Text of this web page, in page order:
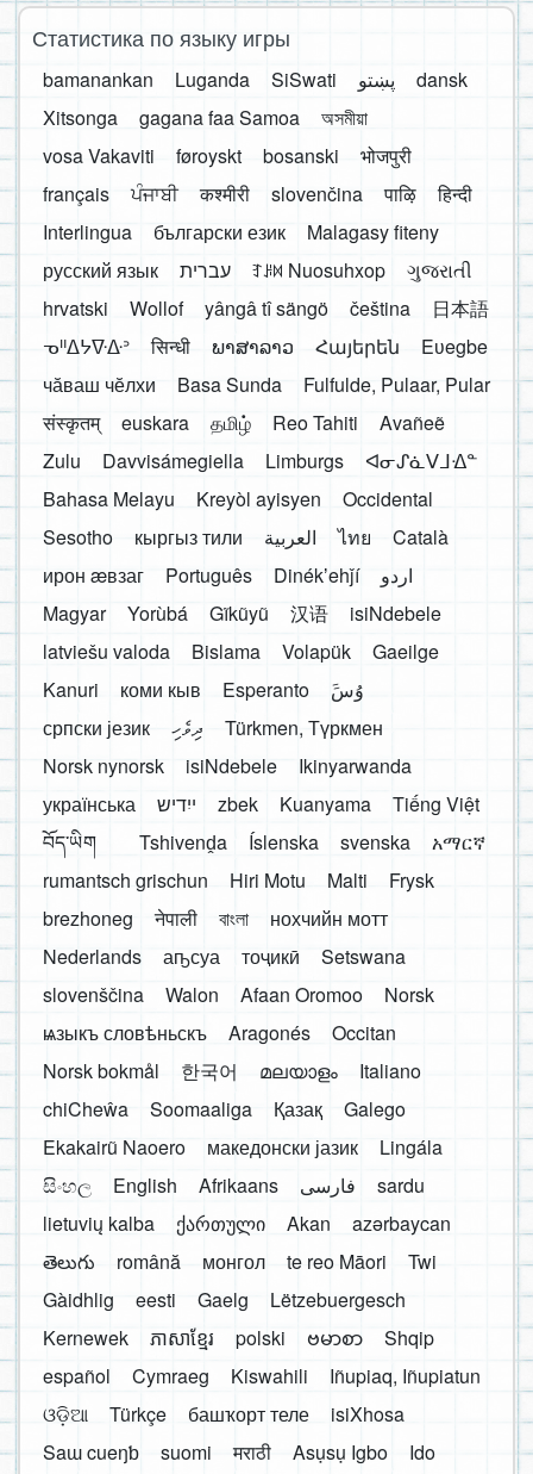
Статистика по языку игры
bamanankan Luganda SiSwati پښتو
dansk
Xitsonga
gagana faa Samoa
অসমীয়া
vosa Vakaviti
føroyskt bosanski
भोजपुरी
français
ਪੰਜਾਬੀ कश्मीरी slovenčina पाऴि
हिन्दी
Interlingua
български език
Malagasy fiteny
русский язык
עברית ꆈꌠ꒿ Nuosuhxop
ગુજરાતી
hrvatski
Wollof yângâ tî sängö čeština
日本語
ᓀᐦᐃᔭᐍᐏᐣ
सिन्धी ພາສາລາວ Հայերեն
Eʋegbe
чӑваш чӗлхи
Basa Sunda
Fulfulde, Pulaar, Pular
संस्कृतम्
euskara தமிழ் Reo Tahiti
Avañeẽ
Zulu
Davvisámegiella Limburgs
ᐊᓂᔑᓈᐯᒧᐎᓐ
Bahasa Melayu
Kreyòl ayisyen
Occidental
Sesotho
кыргыз тили العربية ไทย
Català
ирон æвзаг
Português Dinékʼehǰí
اردو
Magyar
Yorùbá Gĩkũyũ 汉语
isiNdebele
latviešu valoda
Bislama Volapük
Gaeilge
Kanuri
коми кыв Esperanto
َوُسَ
српски језик
ދިވެހި
Türkmen, Түркмен
Norsk nynorsk
isiNdebele
Ikinyarwanda
українська
ייִדיש zbek Kuanyama
Tiếng Việt
བོད་ཡིག
Tshivenḓa Íslenska svenska
አማርኛ
rumantsch grischun
Hiri Motu Malti
Frysk
brezhoneg
नेपाली বাংলা
нохчийн мотт
Nederlands
аҧсуа тоҷикӣ
Setswana
slovenščina
Walon Afaan Oromoo
Norsk
ѩзыкъ словѣньскъ
Aragonés
Occitan
Norsk bokmål
한국어 മലയാളം
Italiano
chiCheŵa
Soomaaliga Қазақ
Galego
Ekakairũ Naoero
македонски јазик
Lingála
සිංහල
English Afrikaans فارسی
sardu
lietuvių kalba
ქართული Akan
azərbaycan
తెలుగు
română монгол te reo Māori
Twi
Gàidhlig
eesti Gaelg
Lëtzebuergesch
Kernewek
ភាសាខ្មែរ polski ဗမာစာ
Shqip
español
Cymraeg Kiswahili
Iñupiaq, Iñupiatun
ଓଡ଼ିଆ
Türkçe башҡорт теле
isiXhosa
Saɯ cueŋƅ
suomi मराठी Asụsụ Igbo
Ido